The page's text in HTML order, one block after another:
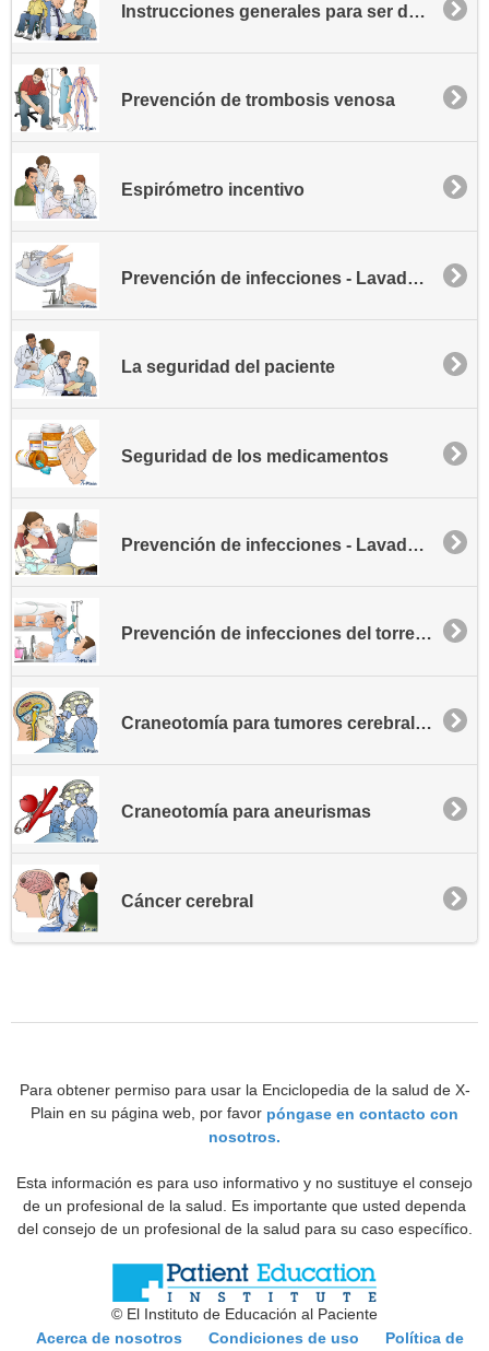
Instrucciones generales para ser dado de alta
Prevención de trombosis venosa
Espirómetro incentivo
Prevención de infecciones - Lavado de manos
La seguridad del paciente
Seguridad de los medicamentos
Prevención de infecciones - Lavado de manos
Prevención de infecciones del torrente sanguíneo asociadas al catéter
Craneotomía para tumores cerebrales
Craneotomía para aneurismas
Cáncer cerebral
Para obtener permiso para usar la Enciclopedia de la salud de X-
Plain en su página web, por favor póngase en contacto con
nosotros.
Esta información es para uso informativo y no sustituye el consejo
de un profesional de la salud. Es importante que usted dependa
del consejo de un profesional de la salud para su caso específico.
© El Instituto de Educación al Paciente
Acerca de nosotros
Condiciones de uso Política de